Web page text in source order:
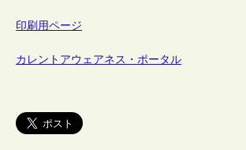
印刷用ページ
カレントアウェアネス・ポータル